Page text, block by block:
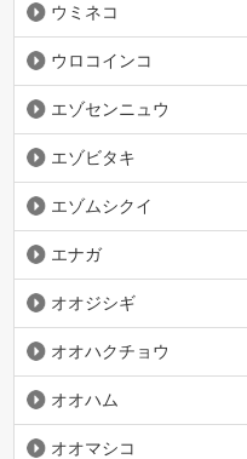
ウミネコ
ウロコインコ
エゾセンニュウ
エゾビタキ
エゾムシクイ
エナガ
オオジシギ
オオハクチョウ
オオハム
オオマシコ